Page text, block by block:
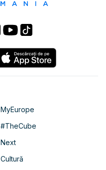
MyEurope
#TheCube
Next
Cultură